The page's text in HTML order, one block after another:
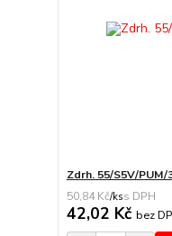
Zdrh. 55/S5V/PUM/
50,84 Kč/ks
42,02 Kč bez